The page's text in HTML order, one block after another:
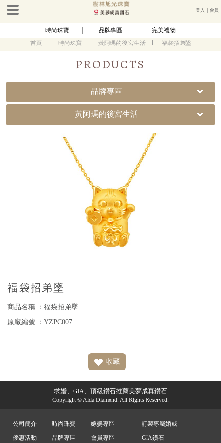
登入 │會員
時尚珠寶 品牌專區
完美禮物
首頁
時尚珠寶 黃阿瑪的後宮生活 福袋招弟墜
PRODUCTS
品牌專區
黃阿瑪的後宮生活
福袋招弟墜
商品名稱 ：福袋招弟墜
原廠編號 ：YZPC007
收藏
求婚、GIA、頂級鑽石推薦美夢成真鑽石
Copyright © Aida Diamond. All Rights Reserved.
公司簡介
優惠活動
時尚珠寶
品牌專區
嫁娶專區
會員專區
訂製專屬婚戒
GIA鑽石